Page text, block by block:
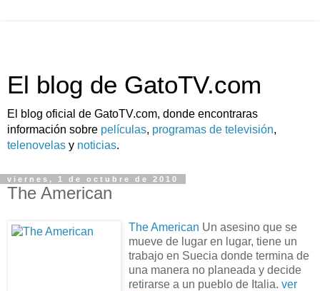
El blog de GatoTV.com
El blog oficial de GatoTV.com, donde encontraras
información sobre películas, programas de televisión,
telenovelas y noticias.
viernes, 1 de octubre de 2010
The American
The American Un asesino que se
mueve de lugar en lugar, tiene un
trabajo en Suecia donde termina de
una manera no planeada y decide
retirarse a un pueblo de Italia. ver